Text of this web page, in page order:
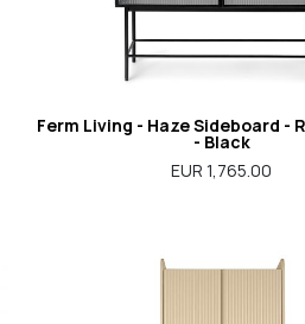
Ferm Living - Haze Sideboard -
- Black
EUR 1,765.00